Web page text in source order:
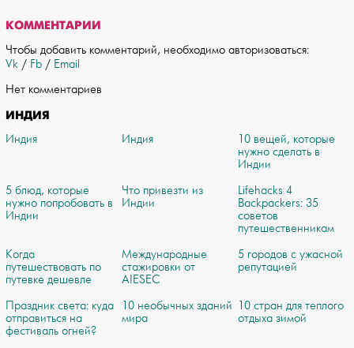
КОММЕНТАРИИ
Чтобы добавить комментарий, необходимо авторизоваться:
Vk / Fb / Email
Нет комментариев
ИНДИЯ
Индия Индия
10 вещей, которые
нужно сделать в
Индии
5 блюд, которые
нужно попробовать в
Индии
Что привезти из
Индии
Lifehacks 4
Backpackers: 35
советов
путешественникам
Когда
путешествовать по
путевке дешевле
Международные
стажировки от
AIESEC
5 городов с ужасной
репутацией
Праздник света: куда
отправиться на
фестиваль огней?
10 необычных зданий
мира
10 стран для теплого
отдыха зимой